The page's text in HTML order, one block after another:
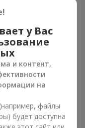
"Ангелочек"
Заказать
у Вас
и контент,
на
файлы
будет доступна